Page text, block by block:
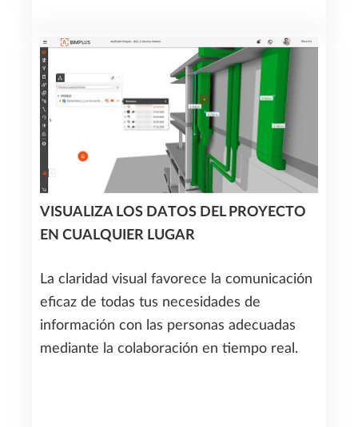
VISUALIZA LOS DATOS DEL PROYECTO
EN CUALQUIER LUGAR
La claridad visual favorece la comunicación
eficaz de todas tus necesidades de
información con las personas adecuadas
mediante la colaboración en tiempo real.